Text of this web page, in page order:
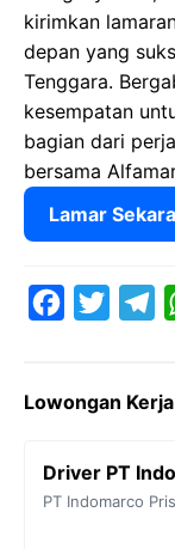
kirimkan
depan yang
Tenggara.
kesempatan
bagian dari
bersama
Lamar
e
o
t
e
e
r
Lowongan
Driver PT
PT Indomarco